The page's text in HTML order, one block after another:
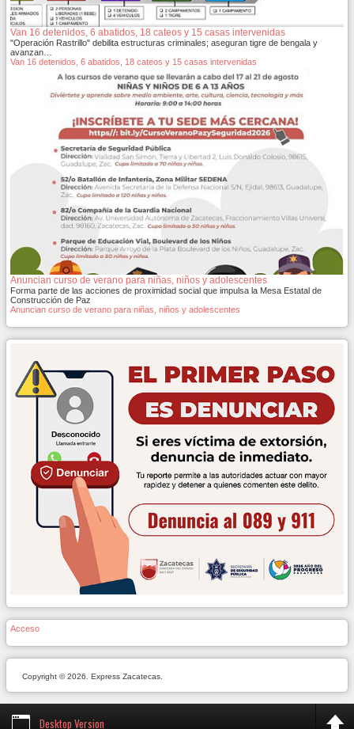
Van 16 detenidos, 6 abatidos, 18 cateos y 15 casas intervenidas
"Operación Rastrillo" debilita estructuras criminales; aseguran tigre de bengala y
avanzan…
Van 16 detenidos, 6 abatidos, 18 cateos y 15 casas intervenidas
Anuncian curso de verano para niñas, niños y adolescentes
Forma parte de las acciones de proximidad social que impulsa la Mesa Estatal de
Construcción de Paz
Anuncian curso de verano para niñas, niños y adolescentes
Acceso
Copyright © 2026. Express Zacatecas.
Desktop Version